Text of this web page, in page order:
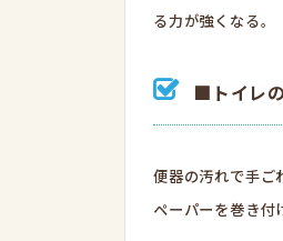
る力が強くなる。
■トイレ
便器の汚れで手ご
ペーパーを巻き付